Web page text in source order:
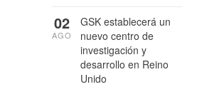
GSK establecerá un
nuevo centro de
investigación y
desarrollo en Reino
Unido
02
AGO